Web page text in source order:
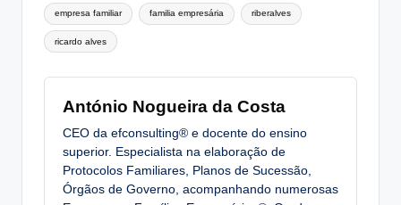
empresa familiar familia empresária riberalves
ricardo alves
António Nogueira da Costa
CEO da efconsulting® e docente do ensino
superior. Especialista na elaboração de
Protocolos Familiares, Planos de Sucessão,
Órgãos de Governo, acompanhando numerosas